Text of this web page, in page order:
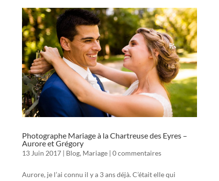
Photographe Mariage à la Chartreuse des Eyres –
Aurore et Grégory
13 Juin 2017| Blog, Mariage| 0 commentaires
Aurore, je l’ai connu il y a 3 ans déjà. C’était elle qui